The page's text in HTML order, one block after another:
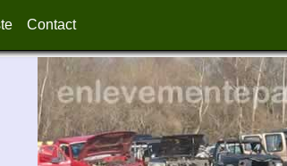
Contact